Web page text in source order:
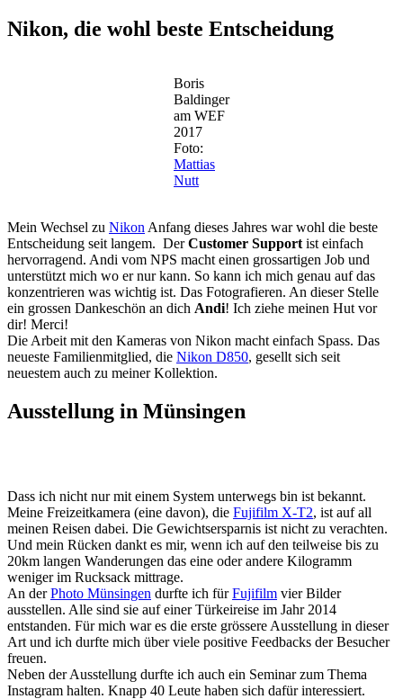
Nikon, die wohl beste Entscheidung
Boris
Baldinger
am WEF
2017
Foto:
Mattias
Nutt
Mein Wechsel zu Nikon Anfang dieses Jahres war wohl die beste
Entscheidung seit langem. DerCustomer Support ist einfach
hervorragend. Andi vom NPS macht einen grossartigen Job und
unterstützt mich wo er nur kann. So kann ich mich genau auf das
konzentrieren was wichtig ist. Das Fotografieren. An dieser Stelle
ein grossen Dankeschön an dich Andi! Ich ziehe meinen Hut vor
dir! Merci!
Die Arbeit mit den Kameras von Nikon macht einfach Spass. Das
neueste Familienmitglied, die Nikon D850, gesellt sich seit
neuestem auch zu meiner Kollektion.
Ausstellung in Münsingen
Dass ich nicht nur mit einem System unterwegs bin ist bekannt.
Meine Freizeitkamera (eine davon), die Fujifilm X-T2, ist auf all
meinen Reisen dabei. Die Gewichtsersparnis ist nicht zu verachten.
Und mein Rücken dankt es mir, wenn ich auf den teilweise bis zu
20km langen Wanderungen das eine oder andere Kilogramm
weniger im Rucksack mittrage.
An derPhoto Münsingen durfte ich fürFujifilm vier Bilder
ausstellen. Alle sind sie auf einer Türkeireise im Jahr 2014
entstanden. Für mich war es die erste grössere Ausstellung in dieser
Art und ich durfte mich über viele positive Feedbacks der Besucher
freuen.
Neben der Ausstellung durfte ich auch ein Seminar zum Thema
Instagram halten. Knapp 40 Leute haben sich dafür interessiert.